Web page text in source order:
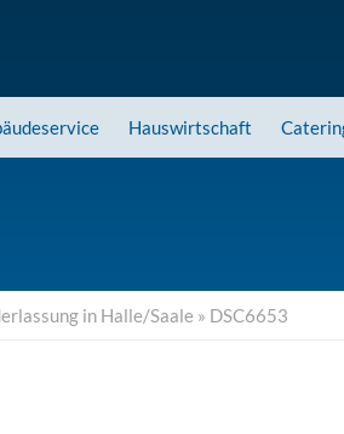
Hauswirtschaft
in Halle/Saale » DSC6653